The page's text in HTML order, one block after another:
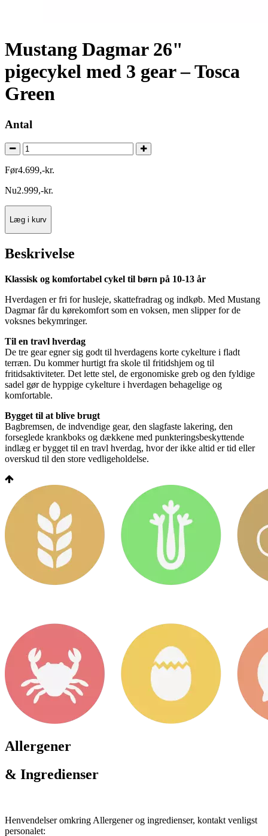
Mustang Dagmar 26"
pigecykel med 3 gear – Tosca
Green
Antal
Før4.699,-kr.
Nu2.999,-kr.
Læg i kurv
Beskrivelse
Klassisk og komfortabel cykel til børn på 10-13 år
Hverdagen er fri for husleje, skattefradrag og indkøb. Med Mustang
Dagmar får du kørekomfort som en voksen, men slipper for de
voksnes bekymringer.
Til en travl hverdag
De tre gear egner sig godt til hverdagens korte cykelture i fladt
terræn. Du kommer hurtigt fra skole til fritidshjem og til
fritidsaktiviteter. Det lette stel, de ergonomiske greb og den fyldige
sadel gør de hyppige cykelture i hverdagen behagelige og
komfortable.
Bygget til at blive brugt
Bagbremsen, de indvendige gear, den slagfaste lakering, den
forseglede krankboks og dækkene med punkteringsbeskyttende
indlæg er bygget til en travl hverdag, hvor der ikke altid er tid eller
overskud til den store vedligeholdelse.
Allergener
& Ingredienser
Henvendelser omkring Allergener og ingredienser, kontakt venligst
personalet: